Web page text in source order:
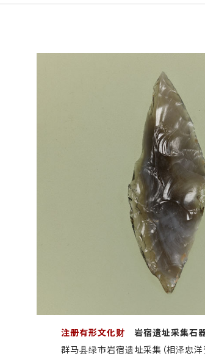
注册有形文化财
岩宿遗址采集石
群马县绿市岩宿遗址采集（相泽忠洋